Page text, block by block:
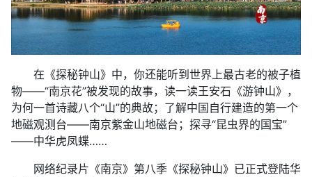
在《探秘钟山》中，你还能听到世界上最古老的被子植
物——“南京花”被发现的故事，读一读王安石《游钟山》，
为何一首诗藏八个“山”的典故；了解中国自行建造的第一个
地磁观测台——南京紫金山地磁台；探寻“昆虫界的国宝”
——中华虎凤蝶……
网络纪录片《南京》第八季《探秘钟山》已正式登陆华